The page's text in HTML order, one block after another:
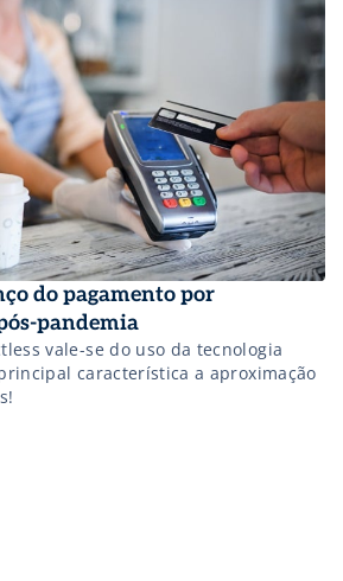
do pagamento por
pandemia
vale-se do uso da tecnologia
característica a aproximação